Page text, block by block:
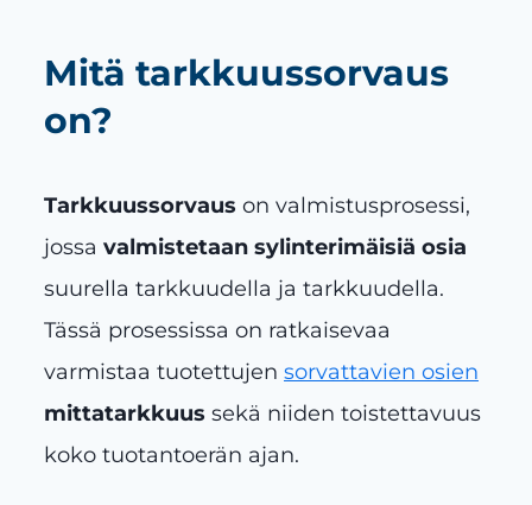
Mitä tarkkuussorvaus
on?
Tarkkuussorvaus on valmistusprosessi,
jossa valmistetaan sylinterimäisiä osia
suurella tarkkuudella ja tarkkuudella.
Tässä prosessissa on ratkaisevaa
varmistaa tuotettujen sorvattavien osien
mittatarkkuus sekä niiden toistettavuus
koko tuotantoerän ajan.